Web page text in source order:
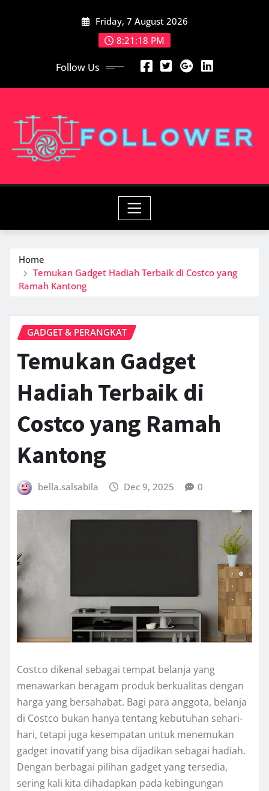
Friday, 7 August 2026
8:21:20 PM
Follow Us
Home
Temukan Gadget Hadiah Terbaik di Costco yang
Ramah Kantong
GADGET & PERANGKAT
Temukan Gadget
Hadiah Terbaik di
Costco yang Ramah
Kantong
bella.salsabila Dec 9, 2025 0
Costco dikenal sebagai tempat belanja yang
menawarkan beragam produk berkualitas dengan
harga yang bersahabat. Bagi para anggota, belanja
di Costco bukan hanya tentang kebutuhan sehari-
hari, tetapi juga kesempatan untuk menemukan
gadget inovatif yang bisa dijadikan sebagai hadiah.
Dengan berbagai pilihan gadget yang tersedia,
sering kali kita dihadapkan pada kebingungan